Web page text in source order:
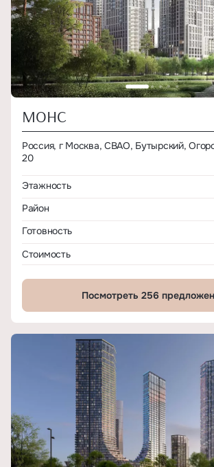
МОНС
Россия, г Москва, СВАО, Бутырский,
20
Этажность
Район
Готовность
Стоимость
Посмотреть 256